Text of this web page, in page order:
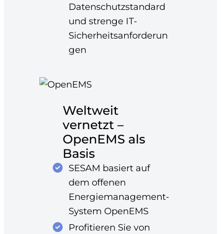
Datenschutzstandard
und strenge IT-
Sicherheitsanforderun
gen
Weltweit
vernetzt –
OpenEMS als
Basis
SESAM basiert auf
dem offenen
Energiemanagement-
System OpenEMS
Profitieren Sie von